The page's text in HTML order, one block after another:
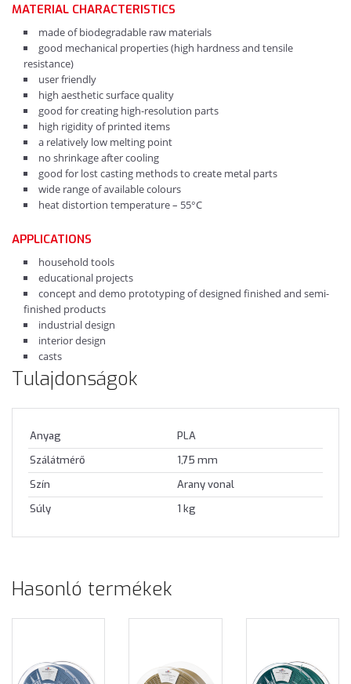
MATERIAL CHARACTERISTICS
made of biodegradable raw materials
good mechanical properties (high hardness and tensile
resistance)
user friendly
high aesthetic surface quality
good for creating high-resolution parts
high rigidity of printed items
a relatively low melting point
no shrinkage after cooling
good for lost casting methods to create metal parts
wide range of available colours
heat distortion temperature – 55°C
APPLICATIONS
household tools
educational projects
concept and demo prototyping of designed finished and semi-
finished products
industrial design
interior design
casts
Tulajdonságok
Anyag
PLA
Szálátmérő
1,75 mm
Szín
Arany vonal
Súly
1 kg
Hasonló termékek